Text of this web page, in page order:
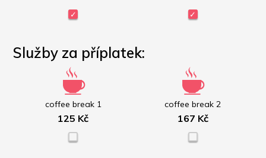
Služby za příplatek:
coffee break 1
125 Kč
coffee break 2
167 Kč